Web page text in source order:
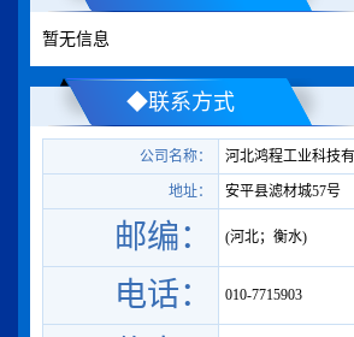
暂无信息
◆联系方式
公司名称： 河北鸿程工业科技
地址： 安平县滤材城57号
邮编： (河北；衡水)
电话： 010-7715903